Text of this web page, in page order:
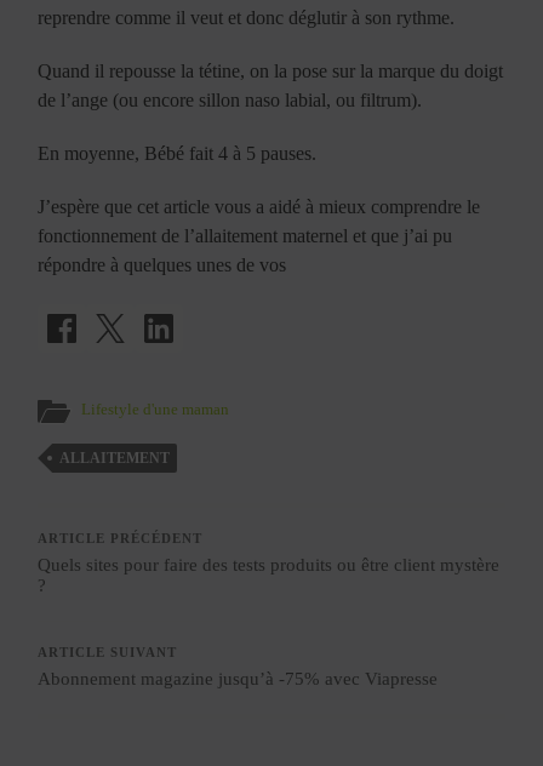
reprendre comme il veut et donc déglutir à son rythme.
Quand il repousse la tétine, on la pose sur la marque du doigt
de l’ange (ou encore sillon naso labial, ou filtrum).
En moyenne, Bébé fait 4 à 5 pauses.
J’espère que cet article vous a aidé à mieux comprendre le
fonctionnement de l’allaitement maternel et que j’ai pu
répondre à quelques unes de vos
Lifestyle d'une maman
ALLAITEMENT
ARTICLE PRÉCÉDENT
Quels sites pour faire des tests produits ou être client mystère
?
ARTICLE SUIVANT
Abonnement magazine jusqu’à -75% avec Viapresse